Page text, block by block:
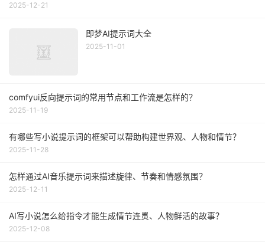
2025-12-21
即梦AI提示词大全
2025-11-01
comfyui反向提示词的常用节点和工作流是怎样的？
2025-11-19
有哪些写小说提示词的框架可以帮助构建世界观、人物和情节？
2025-11-28
怎样通过AI音乐提示词来描述旋律、节奏和情感氛围？
2025-12-11
AI写小说怎么给指令才能生成情节连贯、人物鲜活的故事？
2025-12-08